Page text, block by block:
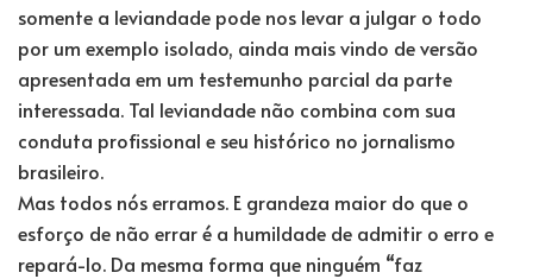
somente a leviandade pode nos levar a julgar o todo
por um exemplo isolado, ainda mais vindo de versão
apresentada em um testemunho parcial da parte
interessada. Tal leviandade não combina com sua
conduta profissional e seu histórico no jornalismo
brasileiro.
Mas todos nós erramos. E grandeza maior do que o
esforço de não errar é a humildade de admitir o erro e
repará-lo. Da mesma forma que ninguém “faz